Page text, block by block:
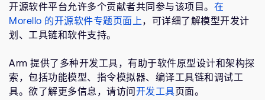
开源软件平台允许多个贡献者共同参与该项目。 在
Morello 的开源软件专题页面上 ，可详细了解模型开发计
划、工具链和软件支持。
Arm 提供了多种开发工具，有助于软件原型设计和架构探
索，包括功能模型、指令模拟器、编译工具链和调试工
具。欲了解更多信息，请访问开发工具页面。